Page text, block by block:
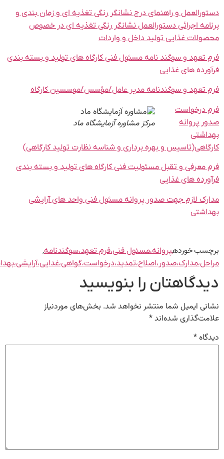
و راهنمای درج نشانگر رنگی تغذیه ای و زمان بندی و
اجرائی دستورالعمل نشانگر رنگی تغذیه ای در خصوص
غذایی تولید داخل و واردات
تعهد و سوگند نامه مسئول فنی کارگاه های تولید و بسته بندی
های غذایی
تعهد و سوگندنامه مدیر عامل/مؤسس/موسسین کارگاه
مرکز مشاوره آزمایشگاه ماد
درخواست
پروانه
و بهره برداری و شناسه نظارت تولید کارگاهی)
معرفی و تقبل مسئولیت فنی کارگاه های تولید و بسته بندی
های غذایی
لازم جهت صدور پروانه مسئول فنی واحد های آرایشی
خوردهپروانه،مسئول فنی،فرم تعهد،سوگندنامه,
را بنویسید
ایمیل شما منتشر نخواهد شد. بخش‌های موردنیاز
شده‌اند*
*